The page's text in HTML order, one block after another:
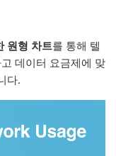
원형 차트를 통해 텔
데이터 요금제에 맞
다.